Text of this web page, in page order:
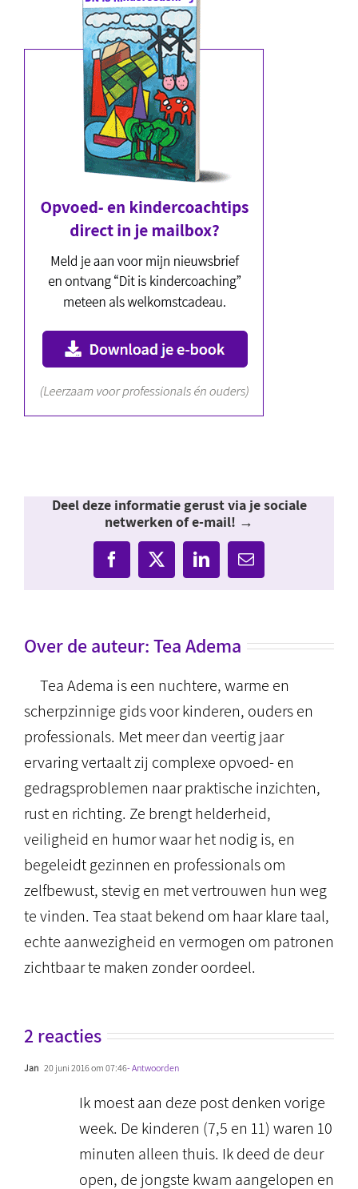
Deel deze informatie gerust via je sociale
netwerken of e-mail! →
Facebook
X LinkedIn
E-
mail
Over de auteur:Tea Adema
Tea Adema is een nuchtere, warme en
scherpzinnige gids voor kinderen, ouders en
professionals. Met meer dan veertig jaar
ervaring vertaalt zij complexe opvoed- en
gedragsproblemen naar praktische inzichten,
rust en richting. Ze brengt helderheid,
veiligheid en humor waar het nodig is, en
begeleidt gezinnen en professionals om
zelfbewust, stevig en met vertrouwen hun weg
te vinden. Tea staat bekend om haar klare taal,
echte aanwezigheid en vermogen om patronen
zichtbaar te maken zonder oordeel.
2 reacties
Jan 20 juni 2016 om 07:46- Antwoorden
Ik moest aan deze post denken vorige
week. De kinderen (7,5 en 11) waren 10
minuten alleen thuis. Ik deed de deur
open, de jongste kwam aangelopen en